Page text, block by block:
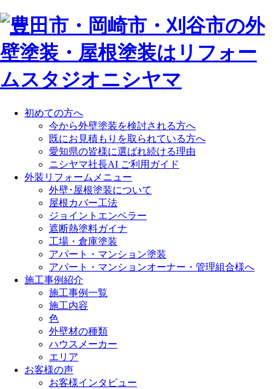
初めての方へ
今から外壁塗装を検討される方へ
既にお見積もりを取られている方へ
愛知県の皆様に選ばれ続ける理由
ニシヤマ社長AI ご利用ガイド
外装リフォームメニュー
外壁･屋根塗装について
屋根カバー工法
ジョイントエンペラー
遮断熱塗料ガイナ
工場・倉庫塗装
アパート・マンション塗装
アパート・マンションオーナー・管理組合様へ
施工事例紹介
施工事例一覧
施工内容
色
外壁材の種類
ハウスメーカー
エリア
お客様の声
お客様インタビュー